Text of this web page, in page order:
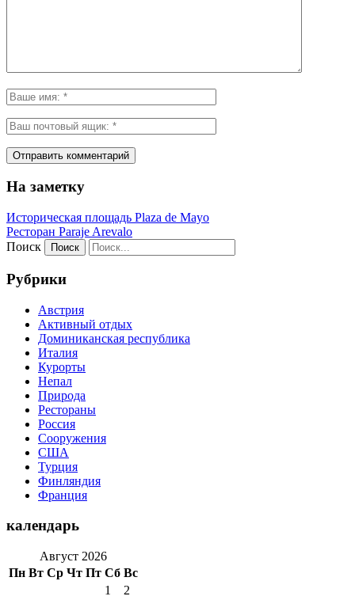
На заметку
Историческая площадь Plaza de Mayo
Ресторан Paraje Arevalo
Поиск
Рубрики
Австрия
Активный отдых
Доминиканская республика
Италия
Курорты
Непал
Природа
Рестораны
Россия
Сооружения
США
Турция
Финляндия
Франция
календарь
Август 2026
Пн Вт Ср Чт Пт Сб Вс
1
2